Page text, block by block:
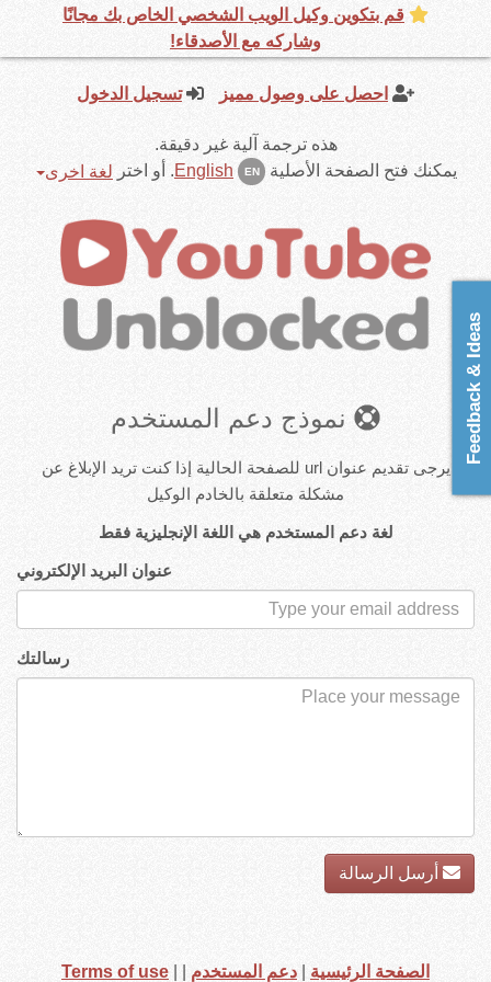
احصل على وصول مميز تسجيل الدخول
هذه ترجمة آلية غير دقيقة.
يمكنك فتح الصفحة الأصلية
EN
English
. أو اختر لغة اخرى
نموذج دعم المستخدم
يرجى تقديم عنوان url للصفحة الحالية إذا كنت تريد الإبلاغ عن
مشكلة متعلقة بالخادم الوكيل
لغة دعم المستخدم هي اللغة الإنجليزية فقط
عنوان البريد الإلكتروني
رسالتك
أرسل الرسالة
الصفحة الرئيسية دعم المستخدم Terms of use
Feedback & Ideas
قم بتكوين وكيل الويب الشخصي الخاص بك مجانًا
وشاركه مع الأصدقاء!